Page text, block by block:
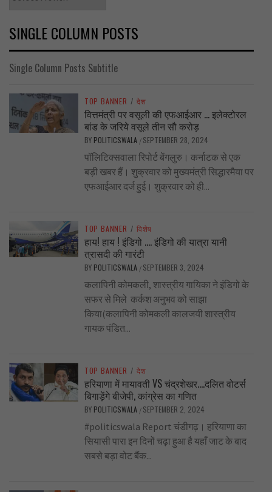
SINGLE COLUMN POSTS
Single Column Posts Subtitle
TOP BANNER / देश
वित्तमंत्री पर वसूली की एफआईआर … इलेक्टोरल
बांड के जरिये वसूले तीन सौ करोड़
BY POLITICSWALA / SEPTEMBER 28, 2024
पॉलिटिक्सवाला रिपोर्ट बेंगलुरु। कर्नाटक से एक
बड़ी खबर हैं। शुक्रवार को मुख्यमंत्री सिद्धारमैया पर
एफआईआर दर्ज हुई। शुक्रवार को ही...
TOP BANNER / विशेष
हाय! हाय ! इंडिगो …. इंडिगो की यात्रा यानी
त्रासदी की गारंटी
BY POLITICSWALA / SEPTEMBER 3, 2024
कलापिनी कोमकली, शास्त्रीय गायिका ने इंडिगो के
सफर से मिले कर्कश अनुभव को साझा
किया(कलापिनी कोमकली कालजयी शास्त्रीय
गायक पंडित...
TOP BANNER / देश
हरियाणा में मायावती VS चंद्रशेखर….दलित वोटर्स
बिगाड़ेंगे बीजेपी, कांग्रेस का गणित
BY POLITICSWALA / SEPTEMBER 2, 2024
#politicswala Report चंडीगढ़। हरियाणा का
सियासी पारा इन दिनों चढ़ा हुआ है यहाँ जाट के बाद
सबसे बड़ा वोट बैंक...